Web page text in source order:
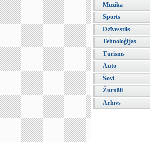
Mūzika
Sports
Dzīvesstils
Tehnoloģijas
Tūrisms
Auto
Šovi
Žurnāli
Arhīvs